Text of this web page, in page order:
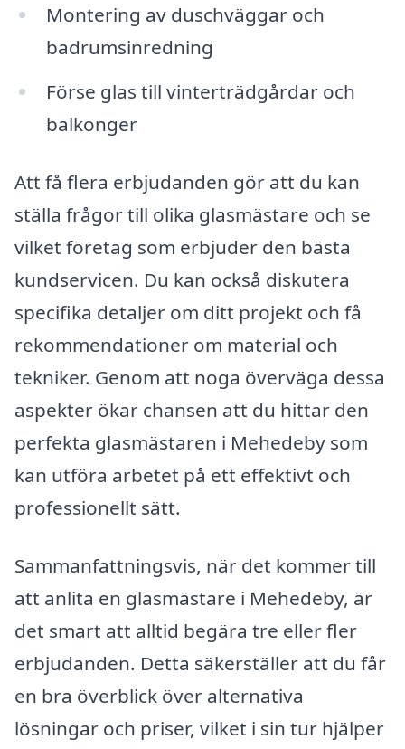
Montering av duschväggar och
badrumsinredning
Förse glas till vinterträdgårdar och
balkonger
Att få flera erbjudanden gör att du kan
ställa frågor till olika glasmästare och se
vilket företag som erbjuder den bästa
kundservicen. Du kan också diskutera
specifika detaljer om ditt projekt och få
rekommendationer om material och
tekniker. Genom att noga överväga dessa
aspekter ökar chansen att du hittar den
perfekta glasmästaren i Mehedeby som
kan utföra arbetet på ett effektivt och
professionellt sätt.
Sammanfattningsvis, när det kommer till
att anlita en glasmästare i Mehedeby, är
det smart att alltid begära tre eller fler
erbjudanden. Detta säkerställer att du får
en bra överblick över alternativa
lösningar och priser, vilket i sin tur hjälper